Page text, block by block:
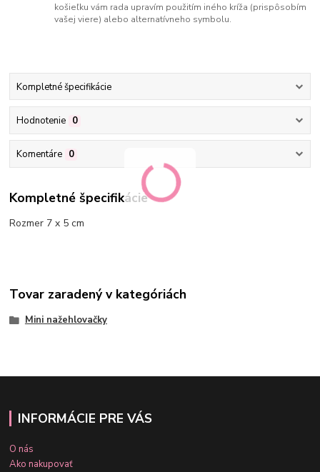
košieľku vám rada upravím použitím iného kríža (prispôsobím
vašej viere) alebo alternatívneho symbolu.
Kompletné špecifikácie
Hodnotenie 0
Komentáre 0
Kompletné špecifikácie
Rozmer 7 x 5 cm
Tovar zaradený v kategóriách
Mini nažehlovačky
INFORMÁCIE PRE VÁS
O nás
Ako nakupovať